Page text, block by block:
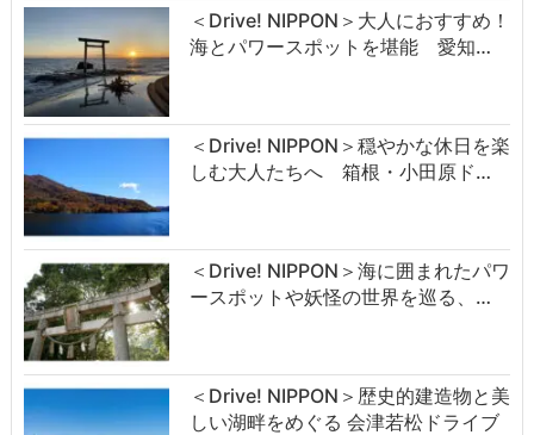
＜Drive! NIPPON＞大人におすすめ！
海とパワースポットを堪能 愛知…
＜Drive! NIPPON＞穏やかな休日を楽
しむ大人たちへ 箱根・小田原ド…
＜Drive! NIPPON＞海に囲まれたパワ
ースポットや妖怪の世界を巡る、…
＜Drive! NIPPON＞歴史的建造物と美
しい湖畔をめぐる 会津若松ドライブ